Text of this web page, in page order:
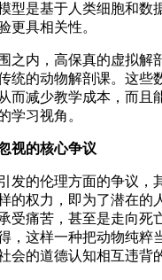
型是基于人类细胞和数
更具相关性。
之内，高保真的虚拟解
统的动物解剖课。这些
而减少教学成本，而且
学习视角。
视的核心争议
发的伦理方面的争议，
的权力，即为了潜在的
受痛苦，甚至是走向死
，这样一种把动物纯粹
会的道德认知相互违背